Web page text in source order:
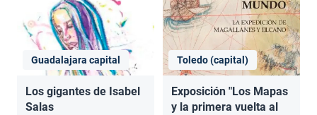
Guadalajara capital
Los gigantes de Isabel
Salas
Toledo (capital)
Exposición "Los Mapas
y la primera vuelta al